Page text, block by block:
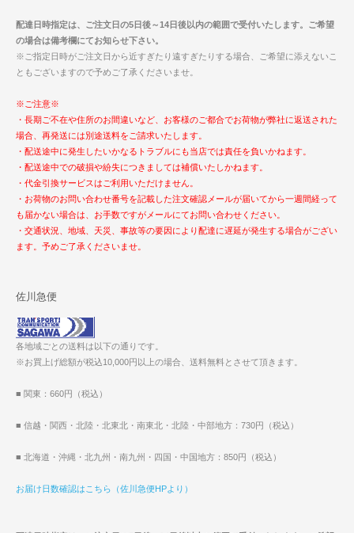
配達日時指定は、ご注文日の5日後～14日後以内の範囲で受付いたします。ご希望
の場合は備考欄にてお知らせ下さい。
※ご指定日時がご注文日から近すぎたり遠すぎたりする場合、ご希望に添えないこ
ともございますので予めご了承くださいませ。
※ご注意※
・長期ご不在や住所のお間違いなど、お客様のご都合でお荷物が弊社に返送された
場合、再発送には別途送料をご請求いたします。
・配送途中に発生したいかなるトラブルにも当店では責任を負いかねます。
・配送途中での破損や紛失につきましては補償いたしかねます。
・代金引換サービスはご利用いただけません。
・お荷物のお問い合わせ番号を記載した注文確認メールが届いてから一週間経って
も届かない場合は、お手数ですがメールにてお問い合わせください。
・交通状況、地域、天災、事故等の要因により配達に遅延が発生する場合がござい
ます。予めご了承くださいませ。
佐川急便
各地域ごとの送料は以下の通りです。
※お買上げ総額が税込10,000円以上の場合、送料無料とさせて頂きます。
■ 関東：660円（税込）
■ 信越・関西・北陸・北東北・南東北・北陸・中部地方：730円（税込）
■ 北海道・沖縄・北九州・南九州・四国・中国地方：850円（税込）
お届け日数確認はこちら（佐川急便HPより）